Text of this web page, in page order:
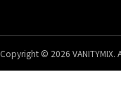
Copyright © 2026 VANITYMIX.